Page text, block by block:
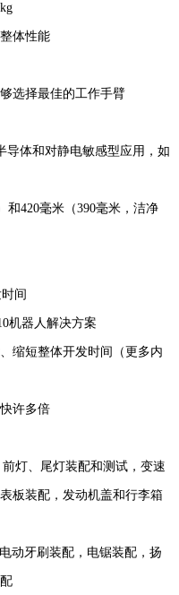
体性能
选择最佳的工作手臂
导体和对静电敏感型应用，如
和420毫米（390毫米，洁净
间
机器人解决方案
缩短整体开发时间（更多内
许多倍
灯、尾灯装配和测试，变速
板装配，发动机盖和行李箱
动牙刷装配，电锯装配，扬